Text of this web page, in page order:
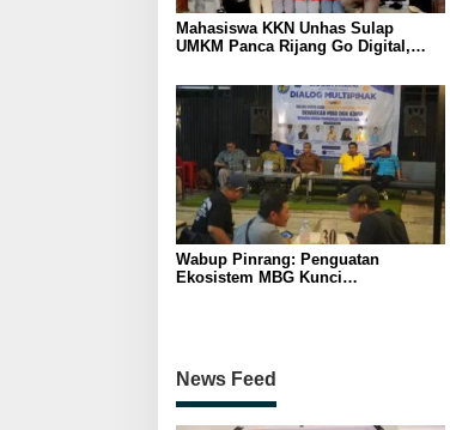
Mahasiswa KKN Unhas Sulap
UMKM Panca Rijang Go Digital,
Pelatihan
Wabup Pinrang: Penguatan
Ekosistem MBG Kunci
News Feed